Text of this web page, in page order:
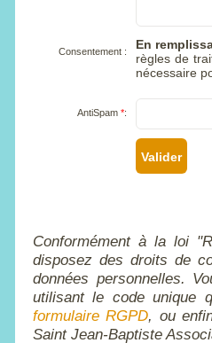
Consentement : En
règles de
nécessaire
AntiSpam*:
Conformément à la loi
disposez des droits de
données personnelles.
utilisant le code unique
formulaire RGPD, ou
Saint Jean-Baptiste